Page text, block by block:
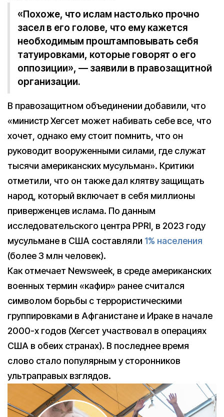
«Похоже, что ислам настолько прочно
засел в его голове, что ему кажется
необходимым проштамповывать себя
татуировками, которые говорят о его
оппозиции», — заявили в правозащитной
организации.
В правозащитном объединении добавили, что
«министр Хегсет может набивать себе все, что
хочет, однако ему стоит помнить, что он
руководит вооруженными силами, где служат
тысячи американских мусульман». Критики
отметили, что он также дал клятву защищать
народ, который включает в себя миллионы
приверженцев ислама. По данным
исследовательского центра PPRI, в 2023 году
мусульмане в США составляли 1% населения
(более 3 млн человек).
Как отмечает Newsweek, в среде американских
военных термин «кафир» ранее считался
символом борьбы с террористическими
группировками в Афганистане и Ираке в начале
2000-х годов (Хегсет участвовал в операциях
США в обеих странах). В последнее время
слово стало популярным у сторонников
ультраправых взглядов.